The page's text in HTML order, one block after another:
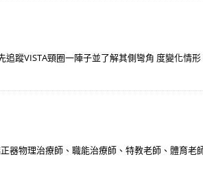
蹤VISTA頸圈一陣子並了解其側彎角 度變化情
物理治療師、職能治療師、特教老師、體育老